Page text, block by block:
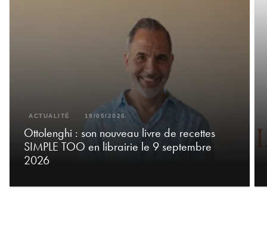
ACTUALITÉ 19/05/2026
Ottolenghi : son nouveau livre de recettes
SIMPLE TOO en librairie le 9 septembre
2026